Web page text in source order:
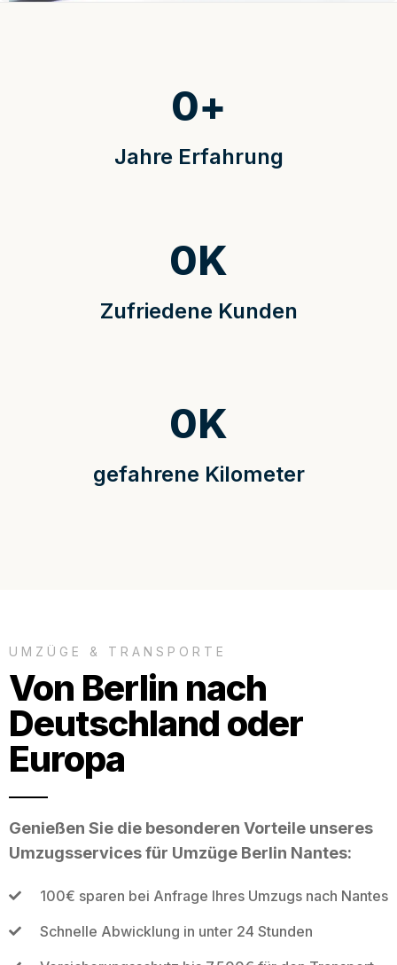
Jahre Erfahrung
0+
Zufriedene Kunden
0K
gefahrene Kilometer
0K
UMZÜGE & TRANSPORTE
Von Berlin nach
Deutschland oder
Europa
Genießen Sie die besonderen Vorteile unseres
Umzugsservices für Umzüge Berlin Nantes:
100€ sparen bei Anfrage Ihres Umzugs nach Nantes
Schnelle Abwicklung in unter 24 Stunden